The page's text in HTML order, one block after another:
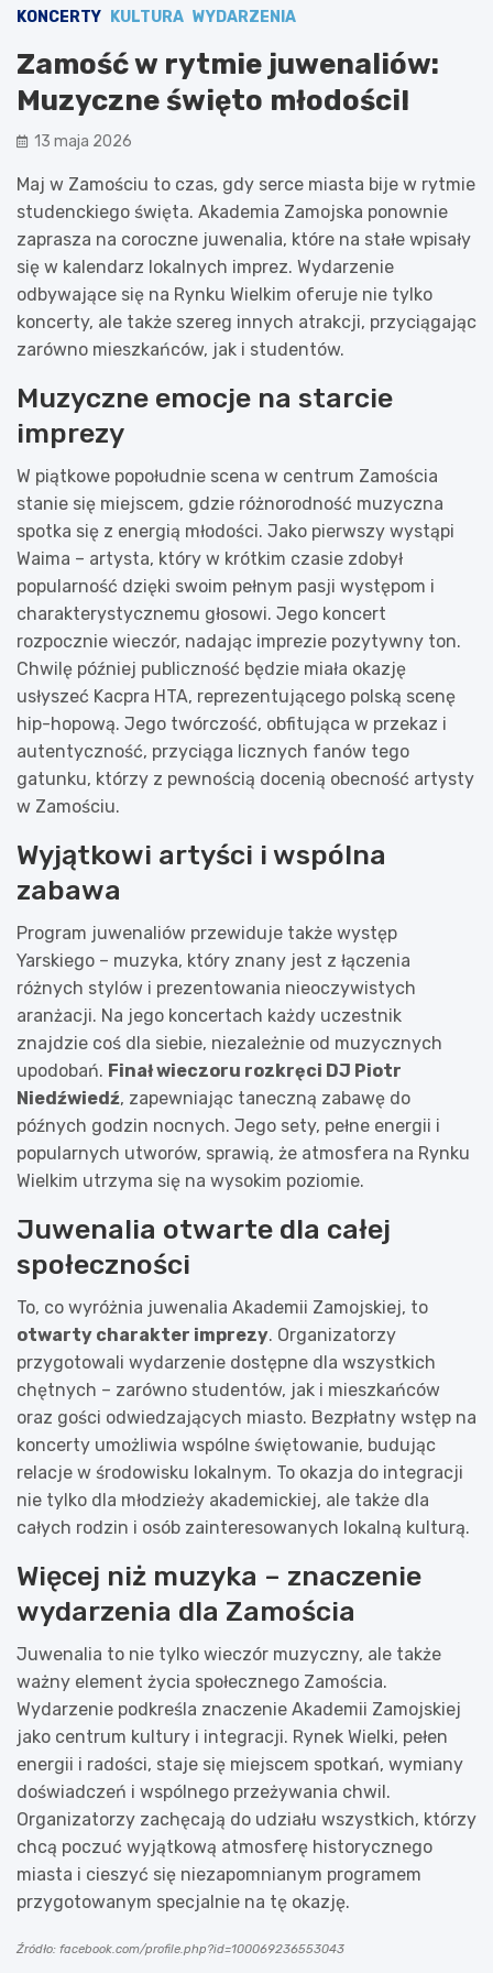
KONCERTY KULTURA WYDARZENIA
Zamość w rytmie juwenaliów:
Muzyczne święto młodości!
13 maja 2026
Maj w Zamościu to czas, gdy serce miasta bije w rytmie
studenckiego święta. Akademia Zamojska ponownie
zaprasza na coroczne juwenalia, które na stałe wpisały
się w kalendarz lokalnych imprez. Wydarzenie
odbywające się na Rynku Wielkim oferuje nie tylko
koncerty, ale także szereg innych atrakcji, przyciągając
zarówno mieszkańców, jak i studentów.
Muzyczne emocje na starcie
imprezy
W piątkowe popołudnie scena w centrum Zamościa
stanie się miejscem, gdzie różnorodność muzyczna
spotka się z energią młodości. Jako pierwszy wystąpi
Waima – artysta, który w krótkim czasie zdobył
popularność dzięki swoim pełnym pasji występom i
charakterystycznemu głosowi. Jego koncert
rozpocznie wieczór, nadając imprezie pozytywny ton.
Chwilę później publiczność będzie miała okazję
usłyszeć Kacpra HTA, reprezentującego polską scenę
hip-hopową. Jego twórczość, obfitująca w przekaz i
autentyczność, przyciąga licznych fanów tego
gatunku, którzy z pewnością docenią obecność artysty
w Zamościu.
Wyjątkowi artyści i wspólna
zabawa
Program juwenaliów przewiduje także występ
Yarskiego – muzyka, który znany jest z łączenia
różnych stylów i prezentowania nieoczywistych
aranżacji. Na jego koncertach każdy uczestnik
znajdzie coś dla siebie, niezależnie od muzycznych
upodobań. Finał wieczoru rozkręci DJ Piotr
Niedźwiedź, zapewniając taneczną zabawę do
późnych godzin nocnych. Jego sety, pełne energii i
popularnych utworów, sprawią, że atmosfera na Rynku
Wielkim utrzyma się na wysokim poziomie.
Juwenalia otwarte dla całej
społeczności
To, co wyróżnia juwenalia Akademii Zamojskiej, to
otwarty charakter imprezy. Organizatorzy
przygotowali wydarzenie dostępne dla wszystkich
chętnych – zarówno studentów, jak i mieszkańców
oraz gości odwiedzających miasto. Bezpłatny wstęp na
koncerty umożliwia wspólne świętowanie, budując
relacje w środowisku lokalnym. To okazja do integracji
nie tylko dla młodzieży akademickiej, ale także dla
całych rodzin i osób zainteresowanych lokalną kulturą.
Więcej niż muzyka – znaczenie
wydarzenia dla Zamościa
Juwenalia to nie tylko wieczór muzyczny, ale także
ważny element życia społecznego Zamościa.
Wydarzenie podkreśla znaczenie Akademii Zamojskiej
jako centrum kultury i integracji. Rynek Wielki, pełen
energii i radości, staje się miejscem spotkań, wymiany
doświadczeń i wspólnego przeżywania chwil.
Organizatorzy zachęcają do udziału wszystkich, którzy
chcą poczuć wyjątkową atmosferę historycznego
miasta i cieszyć się niezapomnianym programem
przygotowanym specjalnie na tę okazję.
Źródło: facebook.com/profile.php?id=100069236553043